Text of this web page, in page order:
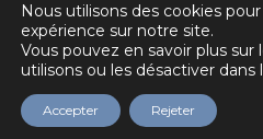
Réalisation initiale © 2026
Dame du
Nous utilisons des cookies
expérience sur notre site.
Vous pouvez en savoir plus sur
utilisons ou les désactiver dans
Accepter Rejeter